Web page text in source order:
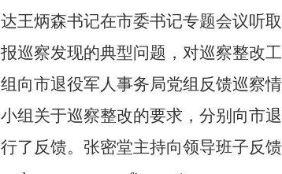
达王炳森书记在市委书记专题会议听
报巡察发现的典型问题，对巡察整改工
组向市退役军人事务局党组反馈巡察
小组关于巡察整改的要求，分别向市
行了反馈。 张密堂主持向领导班子反